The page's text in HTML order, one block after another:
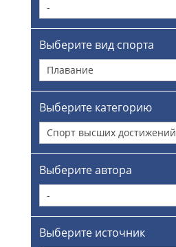
-
Выберите вид спорта
Плавание
Выберите категорию
Спорт высших достижений
Выберите автора
-
Выберите источник